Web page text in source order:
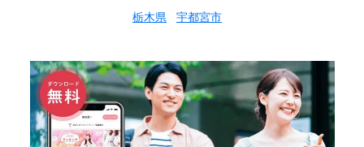
栃木県 宇都宮市